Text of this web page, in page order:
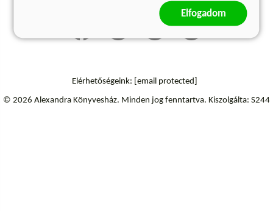
Elérhetőségeink: [email protected]
© 2026 Alexandra Könyvesház. Minden jog fenntartva. Kiszolgálta: S244
Elfogadom